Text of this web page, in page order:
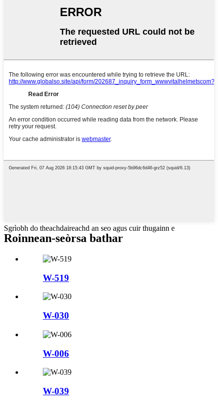
Sgrìobh do theachdaireachd an seo agus cuir thugainn e
Roinnean-seòrsa bathar
W-519
W-030
W-006
W-039